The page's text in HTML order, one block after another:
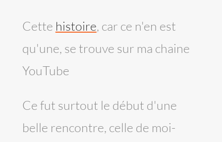
Cette histoire, car ce n'en est
qu'une, se trouve sur ma chaine
YouTube
Ce fut surtout le début d'une
belle rencontre, celle de moi-